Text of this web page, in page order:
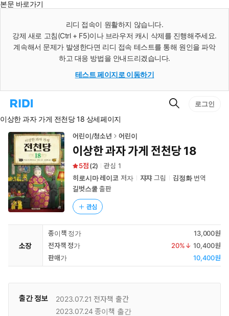
본문 바로가기
리디 접속이 원활하지 않습니다.
강제 새로 고침(Ctrl + F5)이나 브라우저 캐시 삭제를 진행해주세요.
계속해서 문제가 발생한다면 리디 접속 테스트를 통해 원인을 파악
하고 대응 방법을 안내드리겠습니다.
테스트 페이지로 이동하기
리
홈
로
이
동
검
로그인
이상한 과자 가게 전천당 18 상세페이지
어린이/청소년 어린이
이상한 과자 가게 전천당 18
5 (2) 관심 1
히로시마 레이코저자 쟈쟈그림 김정화번역
길벗스쿨출판
관심
소장
종이책 정가
13,000원
전자책 정가
20%↓ 10,400원
판매가
10,400원
출간 정보 2023.07.21 전자책 출간
2023.07.24 종이책 출간